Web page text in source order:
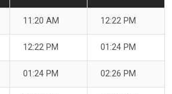
11:20 AM 12:22 PM
12:22 PM 01:24 PM
01:24 PM 02:26 PM